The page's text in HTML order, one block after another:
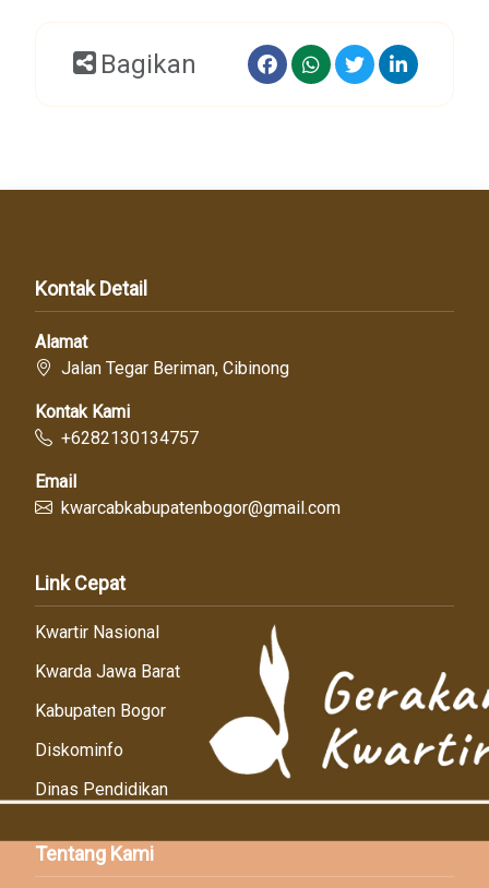
Bagikan
Kontak Detail
Alamat
Jalan Tegar Beriman, Cibinong
Kontak Kami
+6282130134757
Email
kwarcabkabupatenbogor@gmail.com
Link Cepat
Kwartir Nasional
Kwarda Jawa Barat
Kabupaten Bogor
Diskominfo
Dinas Pendidikan
Tentang Kami